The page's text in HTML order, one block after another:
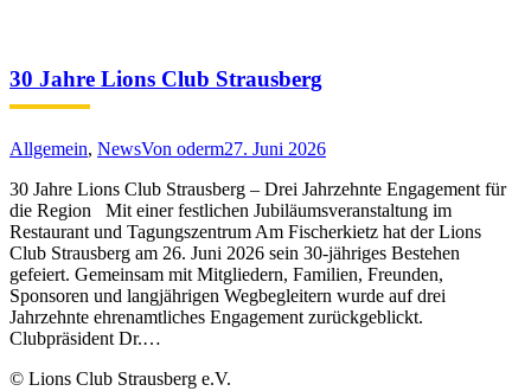
30 Jahre Lions Club Strausberg
Allgemein, NewsVon oderm27. Juni 2026
30 Jahre Lions Club Strausberg – Drei Jahrzehnte Engagement für
die Region Mit einer festlichen Jubiläumsveranstaltung im
Restaurant und Tagungszentrum Am Fischerkietz hat der Lions
Club Strausberg am 26. Juni 2026 sein 30-jähriges Bestehen
gefeiert. Gemeinsam mit Mitgliedern, Familien, Freunden,
Sponsoren und langjährigen Wegbegleitern wurde auf drei
Jahrzehnte ehrenamtliches Engagement zurückgeblickt.
Clubpräsident Dr.…
© Lions Club Strausberg e.V.